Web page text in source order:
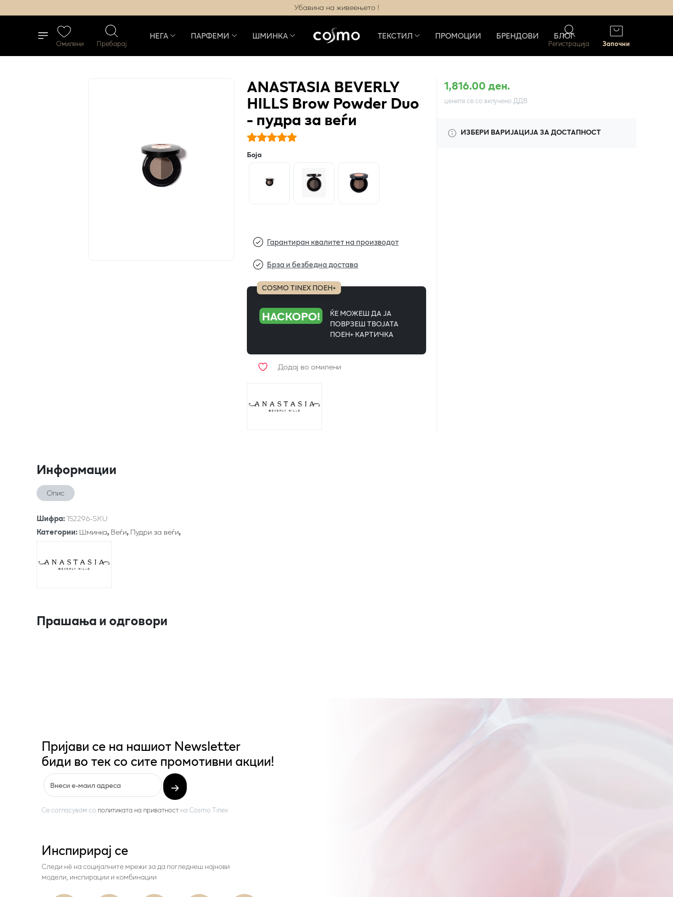
Убавина на живеењето !
Омилени Пребарај
НЕГА ПАРФЕМИ ШМИНКА ТЕКСТИЛ ПРОМОЦИИ БРЕНДОВИ БЛОГ
Регистрација Започни
ANASTASIA BEVERLY
HILLS Brow Powder Duo
- пудра за веѓи
Боја
Гарантиран квалитет на производот
Брза и безбедна достава
COSMO TINEX ПОЕН+
НАСКОРО!
ЌЕ МОЖЕШ ДА ЈА
ПОВРЗЕШ ТВОЈАТА
ПОЕН+ КАРТИЧКА
Додај во омилени
1,816.00 ден.
цените се со вклучено ДДВ
ИЗБЕРИ ВАРИЈАЦИЈА ЗА ДОСТАПНОСТ
Информации
Опис
Шифра:152296-SKU
Категории:Шминка,Веѓи,Пудри за веѓи,
Прашања и одговори
Пријави се на нашиот Newsletter
биди во тек со сите промотивни акции!
Се согласувам со политиката на приватност на Cosmo Tinex
Инспирирај се
Следи нѐ на социјалните мрежи за да погледнеш најнови
модели, инспирации и комбинации